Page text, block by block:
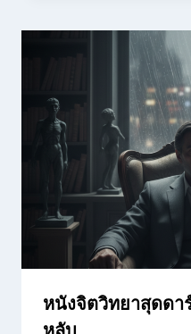
หนังจิตวิทยาสุดด
หลับ